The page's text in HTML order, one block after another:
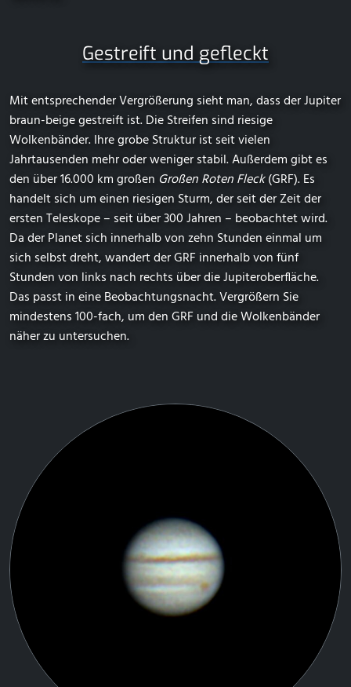
Gestreift und gefleckt
Mit entsprechender Vergrößerung sieht man, dass der Jupiter
braun-beige gestreift ist. Die Streifen sind riesige
Wolkenbänder. Ihre grobe Struktur ist seit vielen
Jahrtausenden mehr oder weniger stabil. Außerdem gibt es
den über 16.000 km großen Großen Roten Fleck(GRF). Es
handelt sich um einen riesigen Sturm, der seit der Zeit der
ersten Teleskope – seit über 300 Jahren – beobachtet wird.
Da der Planet sich innerhalb von zehn Stunden einmal um
sich selbst dreht, wandert der GRF innerhalb von fünf
Stunden von links nach rechts über die Jupiteroberfläche.
Das passt in eine Beobachtungsnacht. Vergrößern Sie
mindestens 100-fach, um den GRF und die Wolkenbänder
näher zu untersuchen.